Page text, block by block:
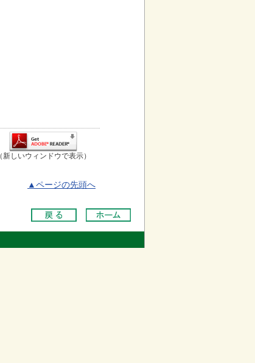
（新しいウィンドウで表示）
▲ページの先頭へ